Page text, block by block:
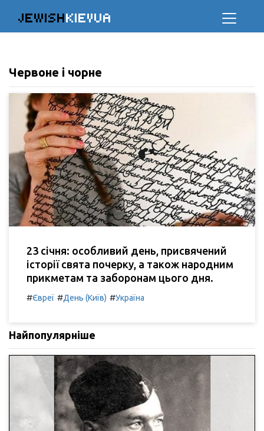
JEWISHKIEVUA
Червоне і чорне
23 січня: особливий день, присвячений
історії свята почерку, а також народним
прикметам та заборонам цього дня.
#Євреї #День (Київ) #Україна
Найпопулярніше